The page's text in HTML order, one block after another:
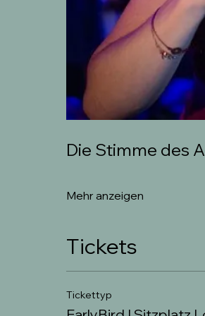
Die Stimme des
Mehr anzeigen
Tickets
Tickettyp